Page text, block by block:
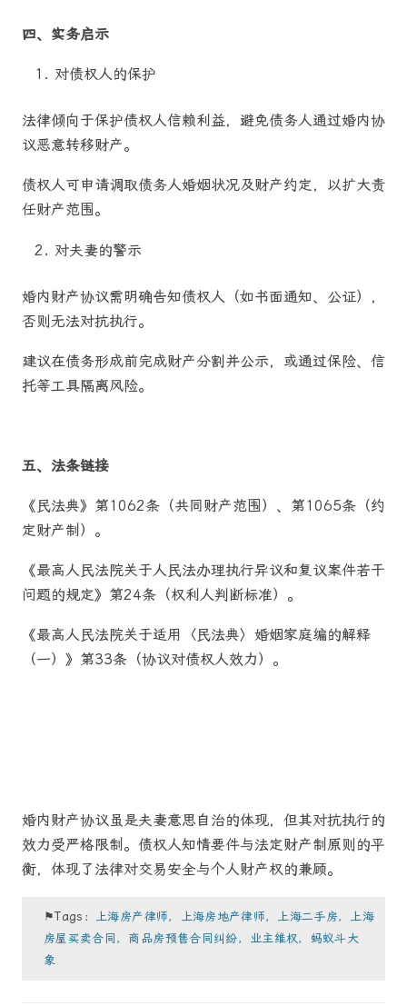
四、实务启示
对债权人的保护
法律倾向于保护债权人信赖利益，避免债务人通过婚内协
议恶意转移财产。
债权人可申请调取债务人婚姻状况及财产约定，以扩大责
任财产范围。
对夫妻的警示
婚内财产协议需明确告知债权人（如书面通知、公证），
否则无法对抗执行。
建议在债务形成前完成财产分割并公示，或通过保险、信
托等工具隔离风险。
五、法条链接
《民法典》第1062条（共同财产范围）、第1065条（约
定财产制）。
《最高人民法院关于人民法办理执行异议和复议案件若干
问题的规定》第24条（权利人判断标准）。
《最高人民法院关于适用〈民法典〉婚姻家庭编的解释
（一）》第33条（协议对债权人效力）。
婚内财产协议虽是夫妻意思自治的体现，但其对抗执行的
效力受严格限制。债权人知情要件与法定财产制原则的平
衡，体现了法律对交易安全与个人财产权的兼顾。
⚑Tags： 上海房产律师，上海房地产律师，上海二手房，上海
房屋买卖合同，商品房预售合同纠纷，业主维权，蚂蚁斗大
象